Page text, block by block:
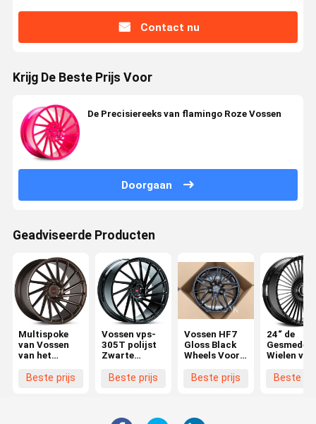
Contact nu
Krijg De Beste Prijs Voor
De Precisiereeks van flamingo Roze Vossen
Doorgaan
Geadviseerde Producten
Multispoke
van Vossen
van het
Beste prijs
Vossen vps-
305T polijst
Zwarte
Beste prijs
Vossen HF7
Gloss Black
Wheels Voor
C6 C7 C8 18
Beste prijs
24“ de
Gesmede
Wielen van
16 voor
Beste